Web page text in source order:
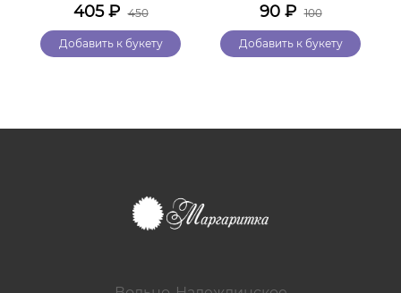
405₽ 450
Добавить к букету
90₽ 100
Добавить к букету